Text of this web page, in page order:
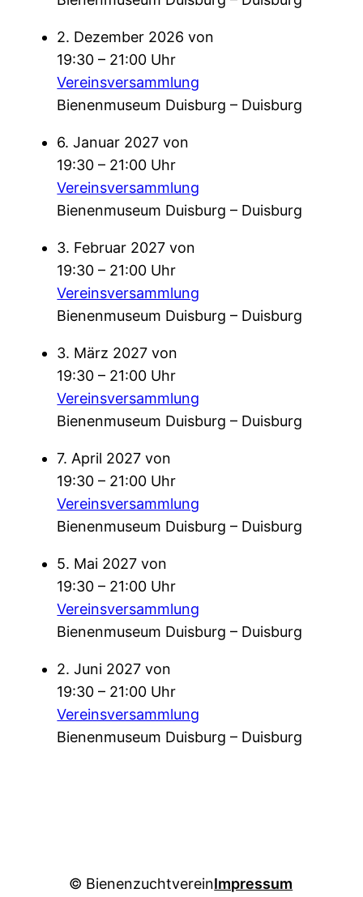
2. Dezember 2026 von
19:30 – 21:00 Uhr
Vereinsversammlung
Bienenmuseum Duisburg – Duisburg
6. Januar 2027 von
19:30 – 21:00 Uhr
Vereinsversammlung
Bienenmuseum Duisburg – Duisburg
3. Februar 2027 von
19:30 – 21:00 Uhr
Vereinsversammlung
Bienenmuseum Duisburg – Duisburg
3. März 2027 von
19:30 – 21:00 Uhr
Vereinsversammlung
Bienenmuseum Duisburg – Duisburg
7. April 2027 von
19:30 – 21:00 Uhr
Vereinsversammlung
Bienenmuseum Duisburg – Duisburg
5. Mai 2027 von
19:30 – 21:00 Uhr
Vereinsversammlung
Bienenmuseum Duisburg – Duisburg
2. Juni 2027 von
19:30 – 21:00 Uhr
Vereinsversammlung
Bienenmuseum Duisburg – Duisburg
© BienenzuchtvereinImpressum